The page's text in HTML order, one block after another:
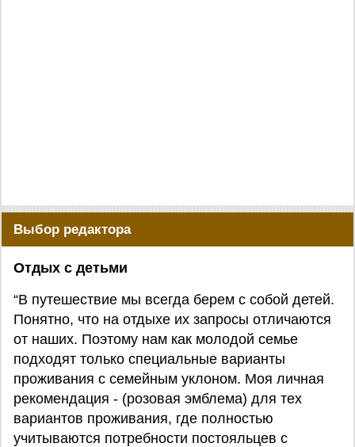
Выбор редактора
Отдых с детьми
“В путешествие мы всегда берем с собой детей.
Понятно, что на отдыхе их запросы отличаются
от наших. Поэтому нам как молодой семье
подходят только специальные варианты
проживания с семейным уклоном. Моя личная
рекомендация - (розовая эмблема) для тех
вариантов проживания, где полностью
учитываются потребности постояльцев с